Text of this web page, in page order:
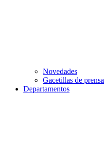
Novedades
Gacetillas de prensa
Departamentos